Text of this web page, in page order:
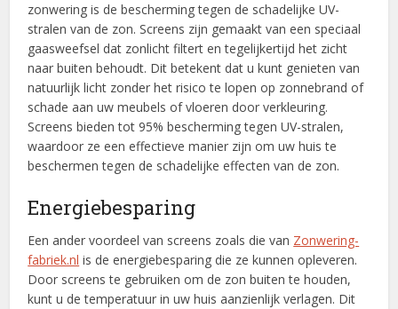
zonwering is de bescherming tegen de schadelijke UV-
stralen van de zon. Screens zijn gemaakt van een speciaal
gaasweefsel dat zonlicht filtert en tegelijkertijd het zicht
naar buiten behoudt. Dit betekent dat u kunt genieten van
natuurlijk licht zonder het risico te lopen op zonnebrand of
schade aan uw meubels of vloeren door verkleuring.
Screens bieden tot 95% bescherming tegen UV-stralen,
waardoor ze een effectieve manier zijn om uw huis te
beschermen tegen de schadelijke effecten van de zon.
Energiebesparing
Een ander voordeel van screens zoals die van Zonwering-
fabriek.nl is de energiebesparing die ze kunnen opleveren.
Door screens te gebruiken om de zon buiten te houden,
kunt u de temperatuur in uw huis aanzienlijk verlagen. Dit